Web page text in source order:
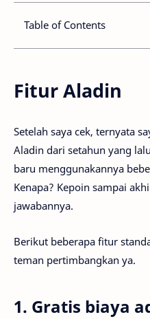
Table of Contents
Fitur Aladin
Setelah saya cek, ternyata
Aladin dari setahun yang
baru menggunakannya
Kenapa? Kepoin sampai
jawabannya.
Berikut beberapa fitur
teman pertimbangkan ya.
1. Gratis biaya